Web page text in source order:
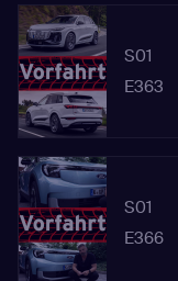
S01
E363
S01
E366